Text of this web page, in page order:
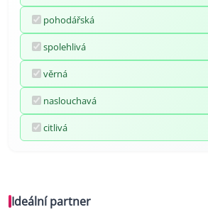
pohodářská
spolehlivá
věrná
naslouchavá
citlivá
Ideální partner